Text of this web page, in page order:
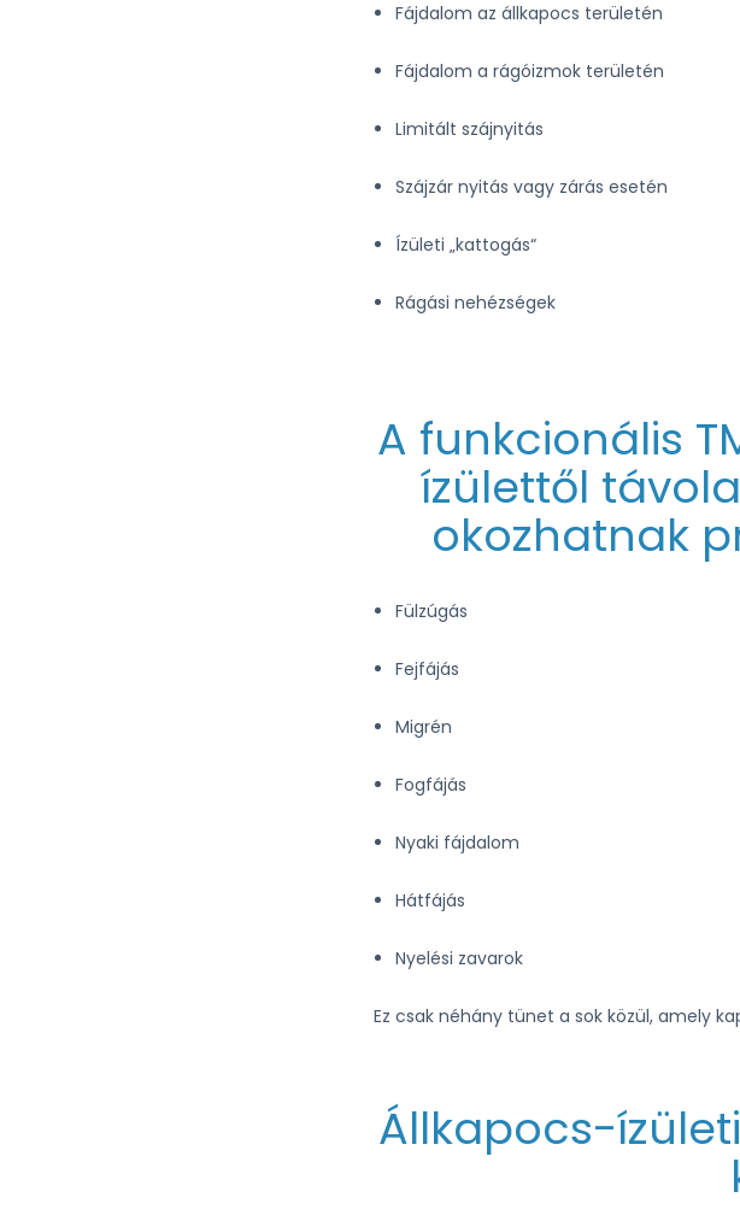
Fájdalom az állkapocs területén
Fájdalom a rágóizmok területén
Limitált szájnyitás
Szájzár nyitás vagy zárás esetén
Ízületi „kattogás“
Rágási nehézségek
A funkcionális
ízülettől
okozhatnak
Fülzúgás
Fejfájás
Migrén
Fogfájás
Nyaki fájdalom
Hátfájás
Nyelési zavarok
Ez csak néhány tünet a sok közül, amely
Állkapocs-